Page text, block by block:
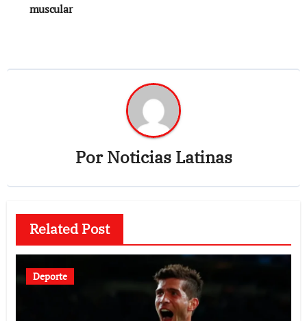
entradas
muscular
PorNoticias Latinas
Related Post
Deporte